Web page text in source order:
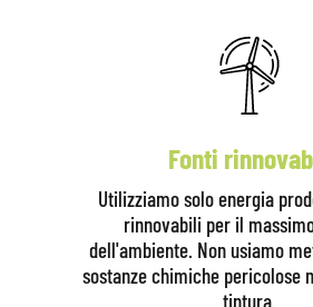
Fonti
Utilizziamo solo energia
rinnovabili per il
dell'ambiente. Non usiamo
sostanze chimiche pericolose
tintura.